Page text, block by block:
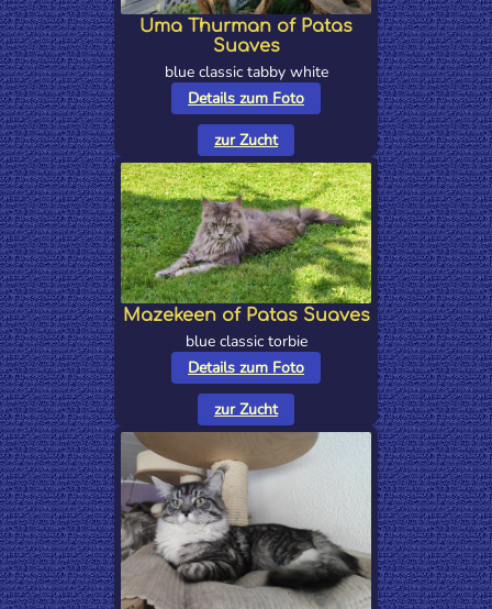
Uma Thurman of Patas
Suaves
blue classic tabby white
Details zum Foto
zur Zucht
Mazekeen of Patas Suaves
blue classic torbie
Details zum Foto
zur Zucht